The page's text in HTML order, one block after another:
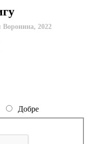
Воронина, 2022
Добре